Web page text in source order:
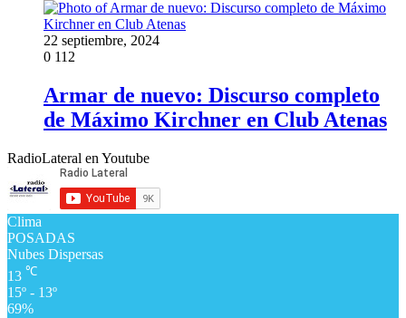
22 septiembre, 2024
0 112
Armar de nuevo: Discurso completo
de Máximo Kirchner en Club Atenas
RadioLateral en Youtube
Clima
POSADAS
Nubes Dispersas
13 ℃
15º - 13º
69%